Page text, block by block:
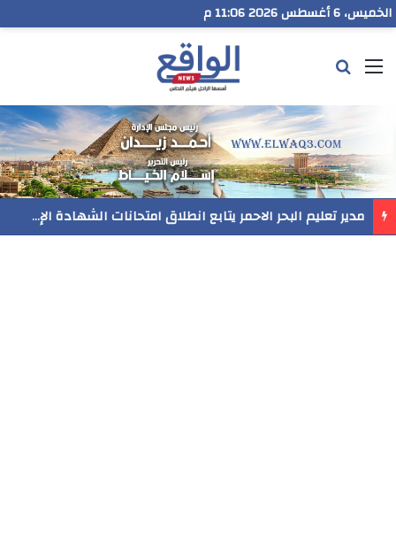
الخميس، 6 أغسطس 2026 11:06 م
القائمة
مدير تعليم البحر الاحمر يتابع انطلاق امتحانات الشهادة الإعدادية ويؤكد: الانضباط